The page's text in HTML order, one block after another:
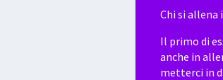
Chi si allena
Il primo di
anche in
metterci in